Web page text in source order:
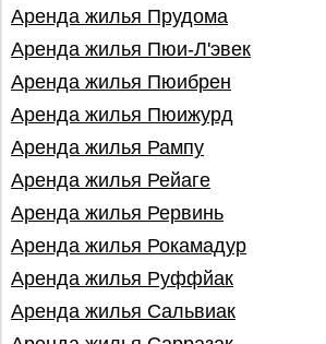
Аренда жилья Прудома
Аренда жилья Пюи-Л'эвек
Аренда жилья Пюибрен
Аренда жилья Пюижурд
Аренда жилья Рампу
Аренда жилья Рейаге
Аренда жилья Рервинь
Аренда жилья Рокамадур
Аренда жилья Руффйак
Аренда жилья Сальвиак